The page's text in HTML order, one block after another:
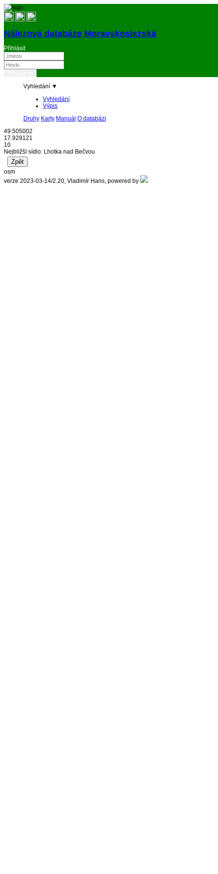
Nálezová databáze Moravskoslezská
Přihlásit
Vyhledání ▼
Vyhledání
Výpis
Druhy Karty Manuál O databázi
49.505002
17.929121
10
Nejbližší sídlo: Lhotka nad Bečvou
osm
verze 2023-03-14/2.20, Vladimír Hans, powered by